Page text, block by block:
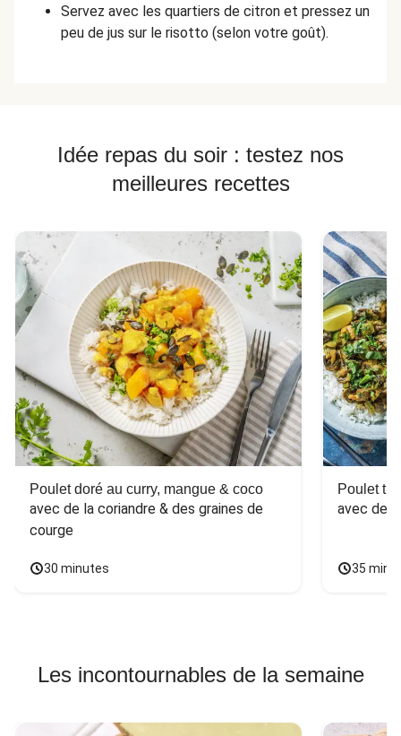
Servez avec les quartiers de citron et pressez un
peu de jus sur le risotto (selon votre goût).
Idée repas du soir : testez nos
meilleures recettes
Poulet doré au curry, mangue & coco
avec de la coriandre & des graines de
courge
30 minutes
Poulet
avec des
35
Les incontournables de la semaine